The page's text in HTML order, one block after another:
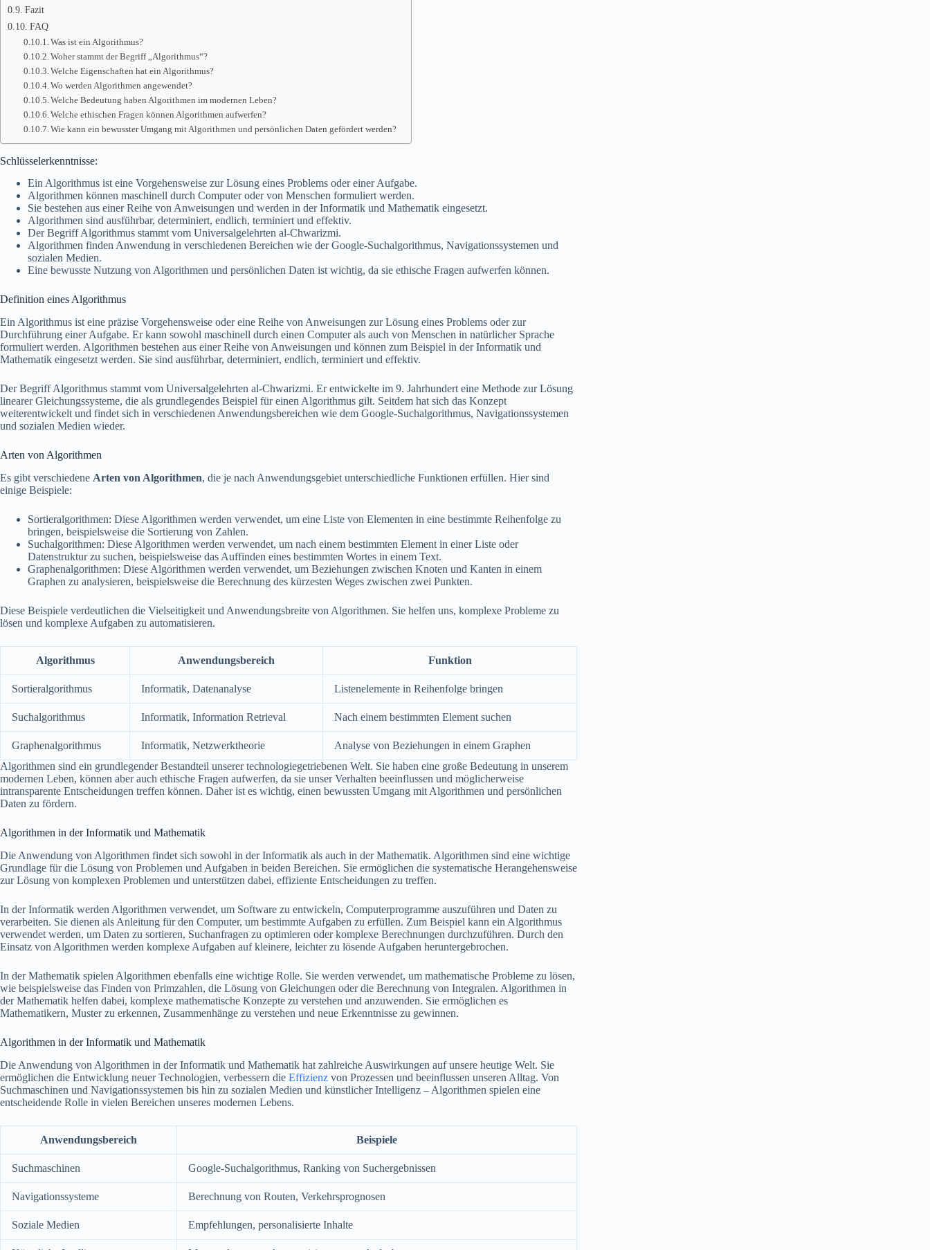
Fazit
FAQ
Was ist ein Algorithmus?
Woher stammt der Begriff „Algorithmus“?
Welche Eigenschaften hat ein Algorithmus?
Wo werden Algorithmen angewendet?
Welche Bedeutung haben Algorithmen im modernen Leben?
Welche ethischen Fragen können Algorithmen aufwerfen?
Wie kann ein bewusster Umgang mit Algorithmen und persönlichen Daten gefördert werden?
Schlüsselerkenntnisse:
Ein Algorithmus ist eine Vorgehensweise zur Lösung eines Problems oder einer Aufgabe.
Algorithmen können maschinell durch Computer oder von Menschen formuliert werden.
Sie bestehen aus einer Reihe von Anweisungen und werden in der Informatik und Mathematik eingesetzt.
Algorithmen sind ausführbar, determiniert, endlich, terminiert und effektiv.
Der Begriff Algorithmus stammt vom Universalgelehrten al-Chwarizmi.
Algorithmen finden Anwendung in verschiedenen Bereichen wie der Google-Suchalgorithmus, Navigationssystemen und
sozialen Medien.
Eine bewusste Nutzung von Algorithmen und persönlichen Daten ist wichtig, da sie ethische Fragen aufwerfen können.
Definition eines Algorithmus
Ein Algorithmus ist eine präzise Vorgehensweise oder eine Reihe von Anweisungen zur Lösung eines Problems oder zur
Durchführung einer Aufgabe. Er kann sowohl maschinell durch einen Computer als auch von Menschen in natürlicher Sprache
formuliert werden. Algorithmen bestehen aus einer Reihe von Anweisungen und können zum Beispiel in der Informatik und
Mathematik eingesetzt werden. Sie sind ausführbar, determiniert, endlich, terminiert und effektiv.
Der Begriff Algorithmus stammt vom Universalgelehrten al-Chwarizmi. Er entwickelte im 9. Jahrhundert eine Methode zur Lösung
linearer Gleichungssysteme, die als grundlegendes Beispiel für einen Algorithmus gilt. Seitdem hat sich das Konzept
weiterentwickelt und findet sich in verschiedenen Anwendungsbereichen wie dem Google-Suchalgorithmus, Navigationssystemen
und sozialen Medien wieder.
Arten von Algorithmen
Es gibt verschiedene Arten von Algorithmen, die je nach Anwendungsgebiet unterschiedliche Funktionen erfüllen. Hier sind
einige Beispiele:
Sortieralgorithmen: Diese Algorithmen werden verwendet, um eine Liste von Elementen in eine bestimmte Reihenfolge zu
bringen, beispielsweise die Sortierung von Zahlen.
Suchalgorithmen: Diese Algorithmen werden verwendet, um nach einem bestimmten Element in einer Liste oder
Datenstruktur zu suchen, beispielsweise das Auffinden eines bestimmten Wortes in einem Text.
Graphenalgorithmen: Diese Algorithmen werden verwendet, um Beziehungen zwischen Knoten und Kanten in einem
Graphen zu analysieren, beispielsweise die Berechnung des kürzesten Weges zwischen zwei Punkten.
Diese Beispiele verdeutlichen die Vielseitigkeit und Anwendungsbreite von Algorithmen. Sie helfen uns, komplexe Probleme zu
lösen und komplexe Aufgaben zu automatisieren.
Algorithmus Anwendungsbereich Funktion
Sortieralgorithmus Informatik, Datenanalyse Listenelemente in Reihenfolge bringen
Suchalgorithmus Informatik, Information Retrieval Nach einem bestimmten Element suchen
Graphenalgorithmus Informatik, Netzwerktheorie
Analyse von Beziehungen in einem Graphen
Algorithmen sind ein grundlegender Bestandteil unserer technologiegetriebenen Welt. Sie haben eine große Bedeutung in unserem
modernen Leben, können aber auch ethische Fragen aufwerfen, da sie unser Verhalten beeinflussen und möglicherweise
intransparente Entscheidungen treffen können. Daher ist es wichtig, einen bewussten Umgang mit Algorithmen und persönlichen
Daten zu fördern.
Algorithmen in der Informatik und Mathematik
Die Anwendung von Algorithmen findet sich sowohl in der Informatik als auch in der Mathematik. Algorithmen sind eine wichtige
Grundlage für die Lösung von Problemen und Aufgaben in beiden Bereichen. Sie ermöglichen die systematische Herangehensweise
zur Lösung von komplexen Problemen und unterstützen dabei, effiziente Entscheidungen zu treffen.
In der Informatik werden Algorithmen verwendet, um Software zu entwickeln, Computerprogramme auszuführen und Daten zu
verarbeiten. Sie dienen als Anleitung für den Computer, um bestimmte Aufgaben zu erfüllen. Zum Beispiel kann ein Algorithmus
verwendet werden, um Daten zu sortieren, Suchanfragen zu optimieren oder komplexe Berechnungen durchzuführen. Durch den
Einsatz von Algorithmen werden komplexe Aufgaben auf kleinere, leichter zu lösende Aufgaben heruntergebrochen.
In der Mathematik spielen Algorithmen ebenfalls eine wichtige Rolle. Sie werden verwendet, um mathematische Probleme zu lösen,
wie beispielsweise das Finden von Primzahlen, die Lösung von Gleichungen oder die Berechnung von Integralen. Algorithmen in
der Mathematik helfen dabei, komplexe mathematische Konzepte zu verstehen und anzuwenden. Sie ermöglichen es
Mathematikern, Muster zu erkennen, Zusammenhänge zu verstehen und neue Erkenntnisse zu gewinnen.
Algorithmen in der Informatik und Mathematik
Die Anwendung von Algorithmen in der Informatik und Mathematik hat zahlreiche Auswirkungen auf unsere heutige Welt. Sie
ermöglichen die Entwicklung neuer Technologien, verbessern die Effizienz von Prozessen und beeinflussen unseren Alltag. Von
Suchmaschinen und Navigationssystemen bis hin zu sozialen Medien und künstlicher Intelligenz – Algorithmen spielen eine
entscheidende Rolle in vielen Bereichen unseres modernen Lebens.
Anwendungsbereich Beispiele
Suchmaschinen Google-Suchalgorithmus, Ranking von Suchergebnissen
Navigationssysteme Berechnung von Routen, Verkehrsprognosen
Soziale Medien Empfehlungen, personalisierte Inhalte